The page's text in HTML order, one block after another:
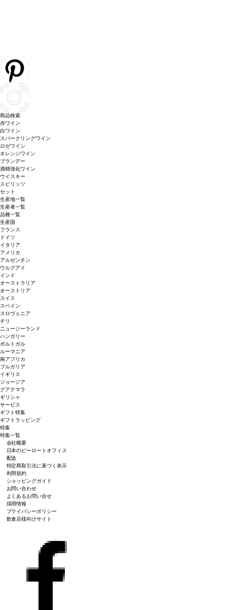
商品検索
赤ワイン
白ワイン
スパークリングワイン
ロゼワイン
オレンジワイン
ブランデー
酒精強化ワイン
ウイスキー
スピリッツ
セット
生産地一覧
生産者一覧
品種一覧
生産国
フランス
ドイツ
イタリア
アメリカ
アルゼンチン
ウルグアイ
インド
オーストラリア
オーストリア
スイス
スペイン
スロヴェニア
チリ
ニュージーランド
ハンガリー
ポルトガル
ルーマニア
南アフリカ
ブルガリア
イギリス
ジョージア
グアテマラ
ギリシャ
サービス
ギフト特集
ギフトラッピング
特集
特集一覧
会社概要
日本のピーロートオフィス
配送
特定商取引法に基づく表示
利用規約
ショッピングガイド
お問い合わせ
よくあるお問い合せ
採用情報
プライバシーポリシー
飲食店様向けサイト